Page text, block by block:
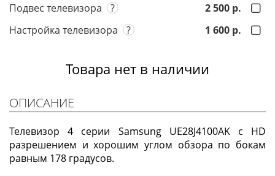
Подвес телевизора
?
2 500 р.
Настройка телевизора
? 1 600 р.
Товара нет в наличии
ОПИСАНИЕ
Телевизор 4 серии Samsung UE28J4100AK с HD
разрешением и хорошим углом обзора по бокам
равным 178 градусов.